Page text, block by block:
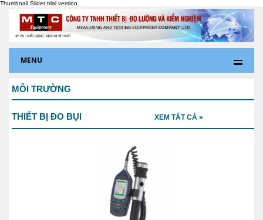
MENU
MÔI TRƯỜNG
THIẾT BỊ ĐO BỤI XEM TẤT CẢ »